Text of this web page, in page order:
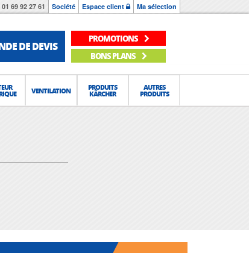
01 69 92 27 61 Société Espace client Ma sélection
DE DEVIS
PROMOTIONS
BONS PLANS
VENTILATION PRODUITS
KÄRCHER
AUTRES
PRODUITS